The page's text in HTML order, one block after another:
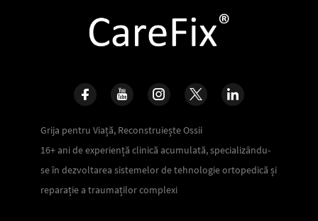
Grija pentru Viață, Reconstruiește Ossii
16+ ani de experiență clinică acumulată, specializându-
se în dezvoltarea sistemelor de tehnologie ortopedică și
reparație a traumaților complexi